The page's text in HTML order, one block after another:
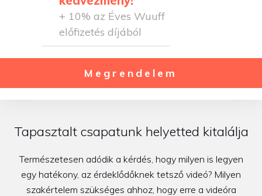
+ 10% az Éves Wuuff
előfizetés díjából
Megrendelem
Tapasztalt csapatunk helyetted kitalálja
Természetesen adódik a kérdés, hogy milyen is legyen
egy hatékony, az érdeklődőknek tetsző videó? Milyen
szakértelem szükséges ahhoz, hogy erre a videóra